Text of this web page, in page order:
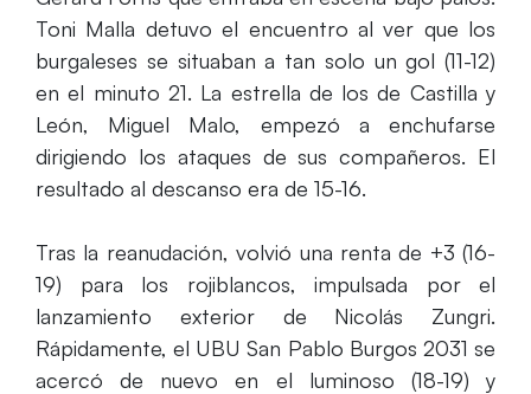
Toni Malla detuvo el encuentro al ver que los
burgaleses se situaban a tan solo un gol (11-12)
en el minuto 21. La estrella de los de Castilla y
León, Miguel Malo, empezó a enchufarse
dirigiendo los ataques de sus compañeros. El
resultado al descanso era de 15-16.
Tras la reanudación, volvió una renta de +3 (16-
19) para los rojiblancos, impulsada por el
lanzamiento exterior de Nicolás Zungri.
Rápidamente, el UBU San Pablo Burgos 2031 se
acercó de nuevo en el luminoso (18-19) y